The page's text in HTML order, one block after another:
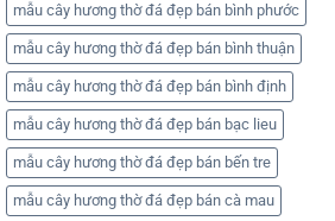
mẫu cây hương thờ đá đẹp bán bình phước
mẫu cây hương thờ đá đẹp bán bình thuận
mẫu cây hương thờ đá đẹp bán bình định
mẫu cây hương thờ đá đẹp bán bạc lieu
mẫu cây hương thờ đá đẹp bán bến tre
mẫu cây hương thờ đá đẹp bán cà mau